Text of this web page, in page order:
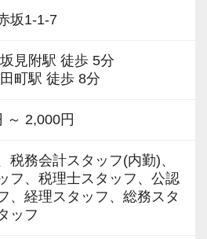
で入社しました。
形の業務を任されて大変な1
こそ実力がつき達成感を得
が、すでに法人20件・個人8
っています。
指して勉強にも励んでいま
、ユニークな手当制度あ
な福利厚生の他に、各種手
格検定に合格するともらえ
員には入社3年（5万円）・5
する「勤続手当」もありま
も少しずつお任せして自信
も意欲があれば大丈夫で
います】
ができ、途中で諦めない人
は温かく、話しやすい人し
います】
長くキャリアを築きたい方
トを両立したい方
用した働き方に興味がある
で安心して働きたい方
リアや働き方をより良いも
導入し、それが働くスタッ
ける税理士業界の中で、誰
】
も時間を大切にしていま
坂1-1-7
見附駅 徒歩 5分
町駅 徒歩 8分
～ 2,000円
税務会計スタッフ(内勤)、
フ、税理士スタッフ、公認
、経理スタッフ、総務スタ
ッフ